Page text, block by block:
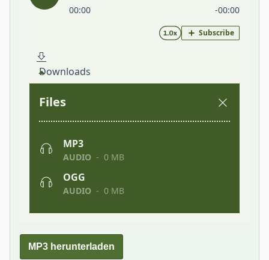
MP3 herunterladen